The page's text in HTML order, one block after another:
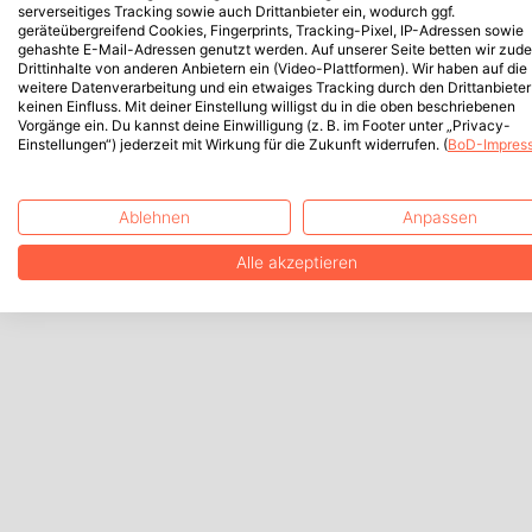
serverseitiges Tracking sowie auch Drittanbieter ein, wodurch ggf.
geräteübergreifend Cookies, Fingerprints, Tracking-Pixel, IP-Adressen sowie
gehashte E-Mail-Adressen genutzt werden. Auf unserer Seite betten wir
Drittinhalte von anderen Anbietern ein (Video-Plattformen). Wir haben auf die
weitere Datenverarbeitung und ein etwaiges Tracking durch den Drittanbieter
keinen Einfluss. Mit deiner Einstellung willigst du in die oben beschriebenen
Vorgänge ein. Du kannst deine Einwilligung (z. B. im Footer unter „Privacy-
Einstellungen“) jederzeit mit Wirkung für die Zukunft widerrufen. (BoD-
Ablehnen Anpassen
Alle akzeptieren